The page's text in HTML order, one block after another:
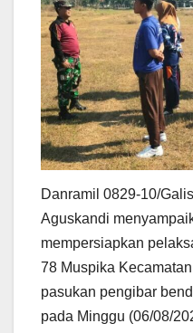
Danramil 0829-10/
Aguskandi
mempersiapkan
78 Muspika
pasukan pengibar
pada Minggu (06/08/